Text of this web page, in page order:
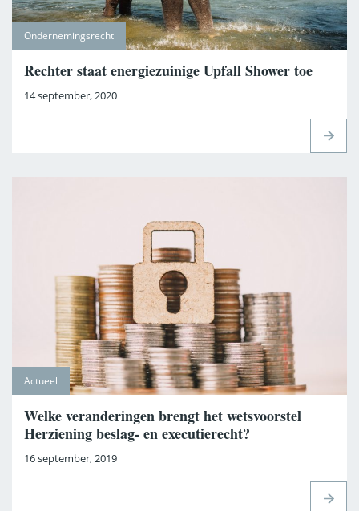
Ondernemingsrecht
Rechter staat energiezuinige Upfall Shower toe
14 september, 2020
Actueel
Welke veranderingen brengt het wetsvoorstel
Herziening beslag- en executierecht?
16 september, 2019